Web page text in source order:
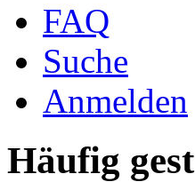
FAQ
Suche
Anmelden
Häufig